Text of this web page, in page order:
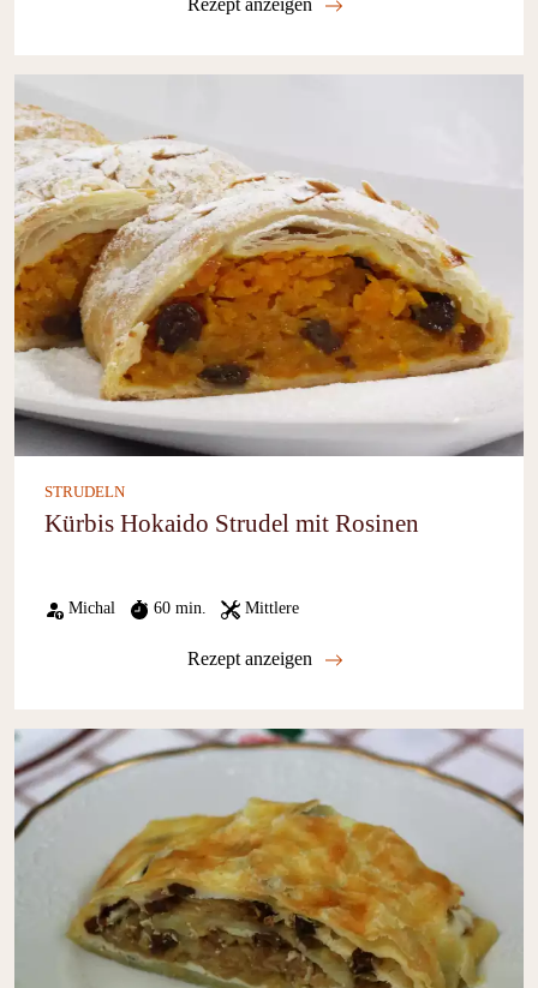
Rezept anzeigen
STRUDELN
Kürbis Hokaido Strudel mit Rosinen
Michal 60 min. Mittlere
Rezept anzeigen